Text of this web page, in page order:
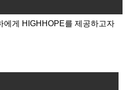
에게 HIGHHOPE를 제공하고자